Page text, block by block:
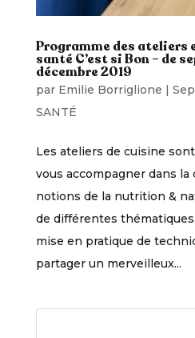
Programme des ateliers
santé C’est si Bon – de
décembre 2019
par Emilie Borriglione
SANTÉ
Les ateliers de cuisine
vous accompagner dans
notions de la nutrition &
de différentes
mise en pratique de
partager un merveilleux...